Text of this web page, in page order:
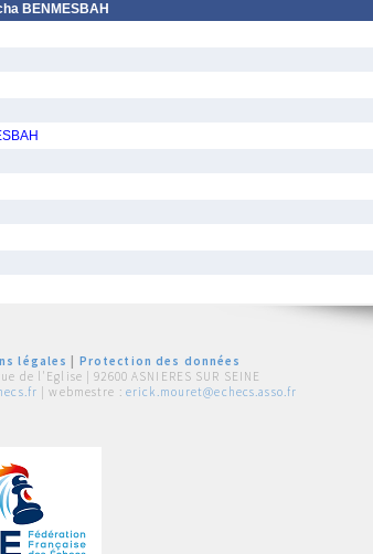
BENMESBAH
légales
Protection des données
de l'Eglise | 92600 ASNIERES SUR SEINE
| webmestre : erick.mouret@echecs.asso.fr